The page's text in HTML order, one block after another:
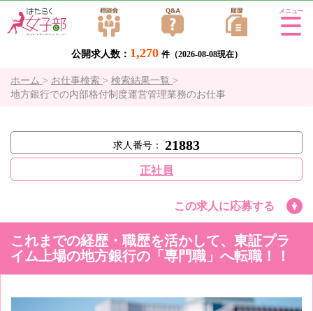
公開求人数： 1,270 件（2026-08-08現在）
Tog
ホーム > お仕事検索 > 検索結果一覧 >
地方銀行での内部格付制度運営管理業務のお仕事
求人番号： 21883
正社員
この求人に応募する
これまでの経歴・職歴を活かして、東証プラ
イム上場の地方銀行の「専門職」へ転職！！